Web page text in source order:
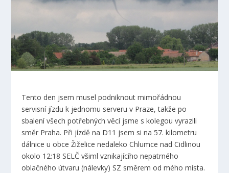
Tento den jsem musel podniknout mimořádnou
servisní jízdu k jednomu serveru v Praze, takže po
sbalení všech potřebných věcí jsme s kolegou vyrazili
směr Praha. Při jízdě na D11 jsem si na 57. kilometru
dálnice u obce Žiželice nedaleko Chlumce nad Cidlinou
okolo 12:18 SELČ všiml vznikajícího nepatrného
oblačného útvaru (nálevky) SZ směrem od mého místa.